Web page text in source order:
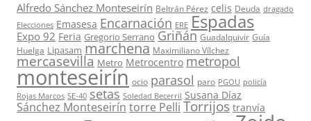
Alfredo Sánchez Monteseirín Beltrán Pérez celis Deuda dragado
Elecciones Emasesa Encarnación ERE Espadas
Expo 92 Feria Gregorio Serrano Griñán Guadalquivir Guía
Huelga Lipasam marchena Maximiliano Vílchez
mercasevilla Metro Metrocentro metropol
monteseirín ocio parasol paro PGOU policía
Rojas Marcos SE-40 setas Soledad Becerril Susana Díaz
Sánchez Monteseirín torre Pelli Torrijos tranvía